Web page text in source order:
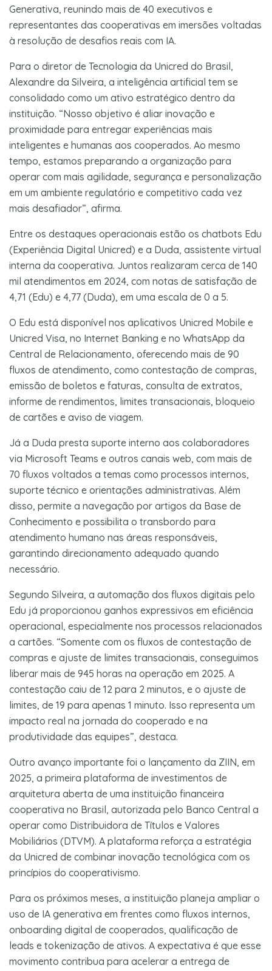
Generativa, reunindo mais de 40 executivos e
representantes das cooperativas em imersões voltadas
à resolução de desafios reais com IA.
Para o diretor de Tecnologia da Unicred do Brasil,
Alexandre da Silveira, a inteligência artificial tem se
consolidado como um ativo estratégico dentro da
instituição. “Nosso objetivo é aliar inovação e
proximidade para entregar experiências mais
inteligentes e humanas aos cooperados. Ao mesmo
tempo, estamos preparando a organização para
operar com mais agilidade, segurança e personalização
em um ambiente regulatório e competitivo cada vez
mais desafiador”, afirma.
Entre os destaques operacionais estão os chatbots Edu
(Experiência Digital Unicred) e a Duda, assistente virtual
interna da cooperativa. Juntos realizaram cerca de 140
mil atendimentos em 2024, com notas de satisfação de
4,71 (Edu) e 4,77 (Duda), em uma escala de 0 a 5.
O Edu está disponível nos aplicativos Unicred Mobile e
Unicred Visa, no Internet Banking e no WhatsApp da
Central de Relacionamento, oferecendo mais de 90
fluxos de atendimento, como contestação de compras,
emissão de boletos e faturas, consulta de extratos,
informe de rendimentos, limites transacionais, bloqueio
de cartões e aviso de viagem.
Já a Duda presta suporte interno aos colaboradores
via Microsoft Teams e outros canais web, com mais de
70 fluxos voltados a temas como processos internos,
suporte técnico e orientações administrativas. Além
disso, permite a navegação por artigos da Base de
Conhecimento e possibilita o transbordo para
atendimento humano nas áreas responsáveis,
garantindo direcionamento adequado quando
necessário.
Segundo Silveira, a automação dos fluxos digitais pelo
Edu já proporcionou ganhos expressivos em eficiência
operacional, especialmente nos processos relacionados
a cartões. “Somente com os fluxos de contestação de
compras e ajuste de limites transacionais, conseguimos
liberar mais de 945 horas na operação em 2025. A
contestação caiu de 12 para 2 minutos, e o ajuste de
limites, de 19 para apenas 1 minuto. Isso representa um
impacto real na jornada do cooperado e na
produtividade das equipes”, destaca.
Outro avanço importante foi o lançamento da ZIIN, em
2025, a primeira plataforma de investimentos de
arquitetura aberta de uma instituição financeira
cooperativa no Brasil, autorizada pelo Banco Central a
operar como Distribuidora de Títulos e Valores
Mobiliários (DTVM). A plataforma reforça a estratégia
da Unicred de combinar inovação tecnológica com os
princípios do cooperativismo.
Para os próximos meses, a instituição planeja ampliar o
uso de IA generativa em frentes como fluxos internos,
onboarding digital de cooperados, qualificação de
leads e tokenização de ativos. A expectativa é que esse
movimento contribua para acelerar a entrega de